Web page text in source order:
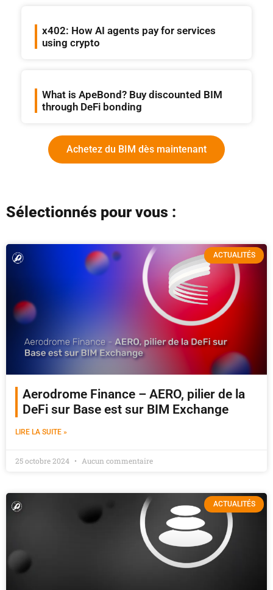
x402: How AI agents pay for services
using crypto
What is ApeBond? Buy discounted BIM
through DeFi bonding
Achetez du BIM dès maintenant
Sélectionnés pour vous :
ACTUALITÉS
Aerodrome Finance – AERO, pilier de la
DeFi sur Base est sur BIM Exchange
LIRE LA SUITE »
25 octobre 2024 Aucun commentaire
ACTUALITÉS